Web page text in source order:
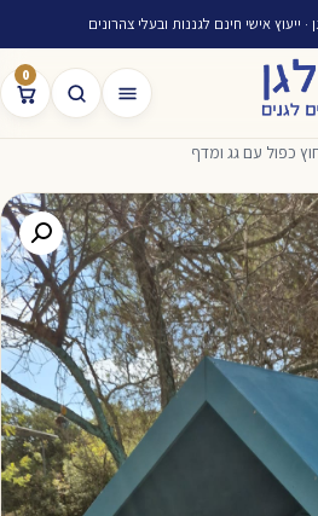
אישי חינם לגננות ובעלי צהרונים
0
כפול עם גג ומדף